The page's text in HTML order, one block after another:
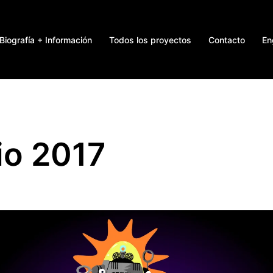
Biografía + Información Todos los proyectos Contacto
2017